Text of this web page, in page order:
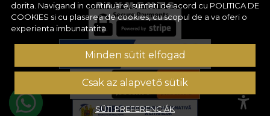
dorita. Navigand in continuare, sunteti de acord cu POLITICA DE
COOKIES si cu plasarea de cookies, cu scopul de a va oferi o
experienta imbunatatita.
Minden sütit elfogad
Csak az alapvető sütik
SÜTI PREFERENCIÁK